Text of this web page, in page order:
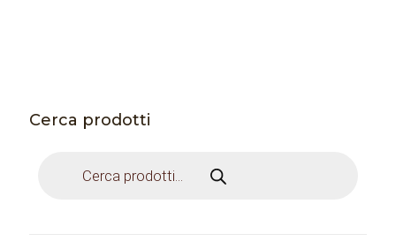
Cerca prodotti